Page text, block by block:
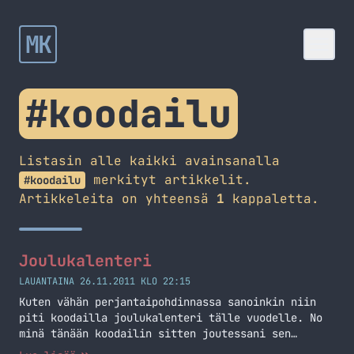
MK
#koodailu
Listasin alle kaikki avainsanalla
#koodailu
merkityt artikkelit.
Artikkeleita on yhteensä 1 kappaletta.
Joulukalenteri
LAUANTAINA 26.11.2011 KLO 22:15
Kuten vähän perjantaipohdinnassa sanoinkin niin
piti koodailla joulukalenteri tälle vuodelle. No
minä tänään koodailin sitten joutessani sen
valmiiksi asti. Sehän on koodattu simppelisti